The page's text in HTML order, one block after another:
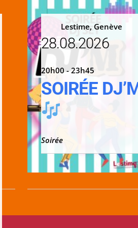
Lestime, Genève
28.08.2026
20h00 - 23h45
SOIRÉE
Soirée